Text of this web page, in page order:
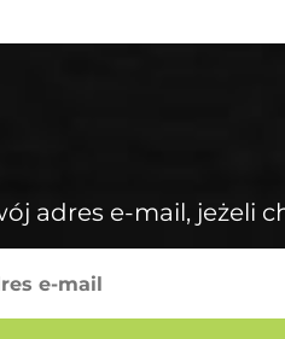
adres e-mail, jeżeli